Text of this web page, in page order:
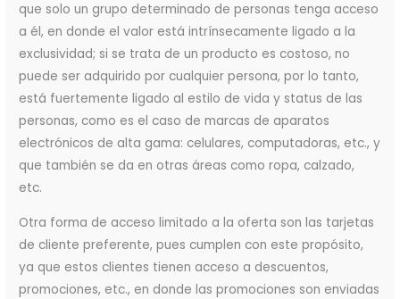
que solo un grupo determinado de personas tenga acceso
a él, en donde el valor está intrínsecamente ligado a la
exclusividad; si se trata de un producto es costoso, no
puede ser adquirido por cualquier persona, por lo tanto,
está fuertemente ligado al estilo de vida y status de las
personas, como es el caso de marcas de aparatos
electrónicos de alta gama: celulares, computadoras, etc., y
que también se da en otras áreas como ropa, calzado,
etc.
Otra forma de acceso limitado a la oferta son las tarjetas
de cliente preferente, pues cumplen con este propósito,
ya que estos clientes tienen acceso a descuentos,
promociones, etc., en donde las promociones son enviadas